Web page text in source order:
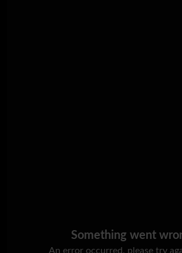
Something went
An error occurred, please try